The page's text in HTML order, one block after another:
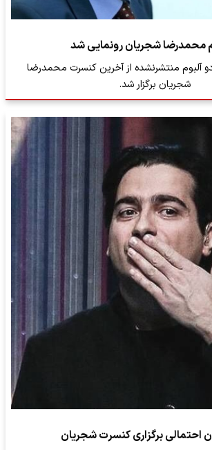
آلبوم منتشرنشده از آخرین کنسرت محمدرضا
شجریان برگزار شد.
احتمالی برگزاری کنسرت شجریان